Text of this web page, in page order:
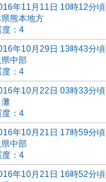
年11月11日 10時12分頃
熊本地方
度：4
年10月29日 13時43分頃
中部
度：4
年10月22日 03時33分頃
灘
度：4
年10月21日 17時59分頃
中部
度：4
年10月21日 16時52分頃